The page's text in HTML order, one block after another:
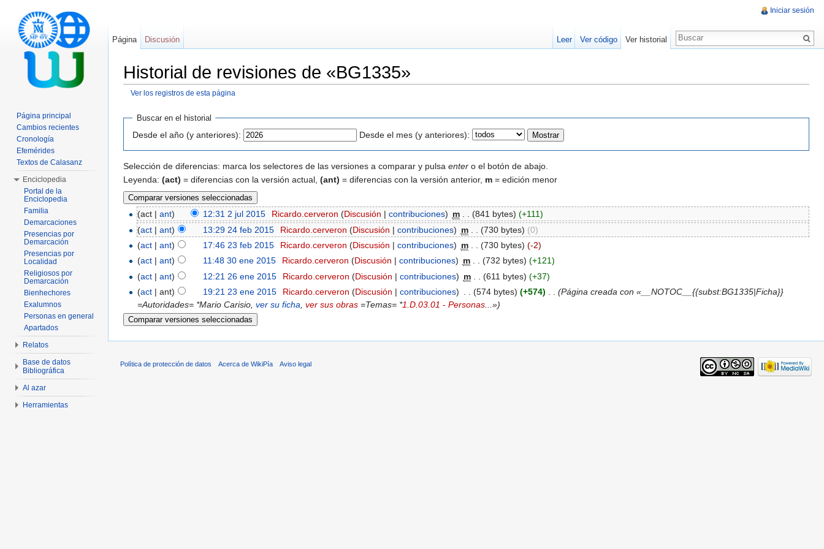
Historial de revisiones de «BG1335»
Ver los registros de esta página
Buscar en el historial
Desde el año (y anteriores): Desde el mes (y anteriores):
Selección de diferencias: marca los selectores de las versiones a comparar y pulsa enter o el botón de abajo.
Leyenda: (act) = diferencias con la versión actual, (ant) = diferencias con la versión anterior, m = edición menor
(act |ant) 12:31 2 jul 2015 Ricardo.cerveron (Discusión | contribuciones) m (841 bytes) (+111)
(act |ant) 13:29 24 feb 2015 Ricardo.cerveron (Discusión | contribuciones) m (730 bytes) (0)
(act |ant) 17:46 23 feb 2015 Ricardo.cerveron (Discusión | contribuciones) m (730 bytes) (-2)
(act |ant) 11:48 30 ene 2015 Ricardo.cerveron (Discusión | contribuciones) m . . (732 bytes) (+121)
(act |ant) 12:21 26 ene 2015 Ricardo.cerveron (Discusión | contribuciones) m (611 bytes) (+37)
(act | ant) 19:21 23 ene 2015 Ricardo.cerveron (Discusión | contribuciones) (574 bytes) (+574)
(Página creada con «__NOTOC__{{subst:BG1335|Ficha}}
=Autoridades= *Mario Carisio,ver su ficha ,ver sus obras =Temas= *1.D.03.01 - Personas ...»)
Iniciar sesión
Página Discusión Leer Ver código Ver historial
Página principal
Cambios recientes
Cronología
Efemérides
Textos de Calasanz
Enciclopedia
Portal de la
Enciclopedia
Familia
Demarcaciones
Presencias por
Demarcación
Presencias por
Localidad
Religiosos por
Demarcación
Bienhechores
Exalumnos
Personas en general
Apartados
Relatos
Base de datos
Bibliográfica
Al azar
Herramientas
Política de protección de datos Acerca de WikiPía Aviso legal